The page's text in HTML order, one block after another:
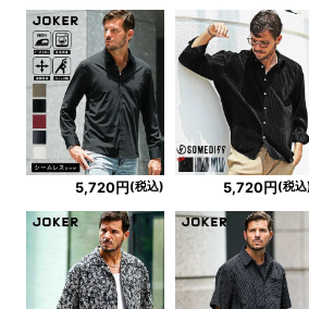
5,720円 (税込) 5,720円 (税